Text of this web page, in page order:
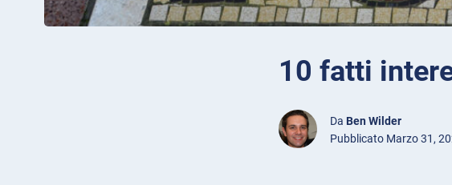
10 fatti
Da Ben Wilder
Pubblicato Marzo 31,